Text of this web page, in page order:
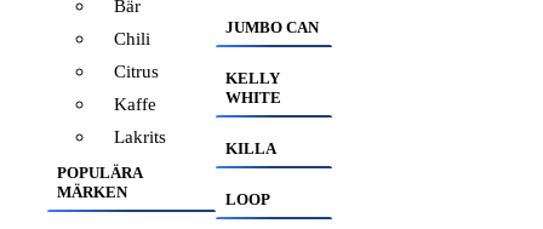
Bär
Chili
Citrus
Kaffe
Lakrits
POPULÄRA
MÄRKEN
JUMBO CAN
KELLY
WHITE
KILLA
LOOP